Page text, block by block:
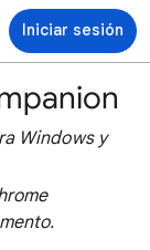
Iniciar sesión
Windows y